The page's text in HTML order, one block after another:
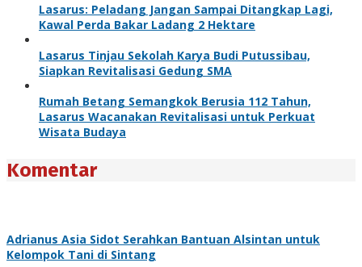
Lasarus: Peladang Jangan Sampai Ditangkap Lagi,
Kawal Perda Bakar Ladang 2 Hektare
Lasarus Tinjau Sekolah Karya Budi Putussibau,
Siapkan Revitalisasi Gedung SMA
Rumah Betang Semangkok Berusia 112 Tahun,
Lasarus Wacanakan Revitalisasi untuk Perkuat
Wisata Budaya
Komentar
Adrianus Asia Sidot Serahkan Bantuan Alsintan untuk
Kelompok Tani di Sintang